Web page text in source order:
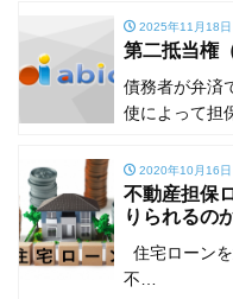
2025年11月18日
第二抵当権
債務者が弁済
使によって担
2020年10月16日
不動産担保
りられるの
住宅ローン
不…